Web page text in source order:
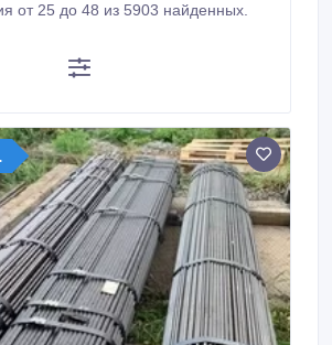
от 25 до 48 из 5903 найденных.